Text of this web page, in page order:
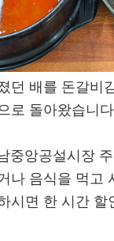
던 배를 돈갈비
로 돌아왔습니
중앙공설시장
나 음식을 먹고
시면 한 시간 할